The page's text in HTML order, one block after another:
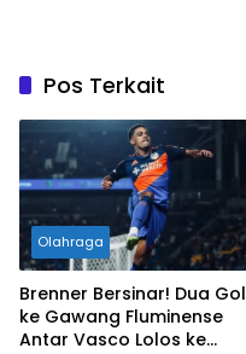
Pos Terkait
Olahraga
Brenner Bersinar! Dua Gol
ke Gawang Fluminense
Antar Vasco Lolos ke